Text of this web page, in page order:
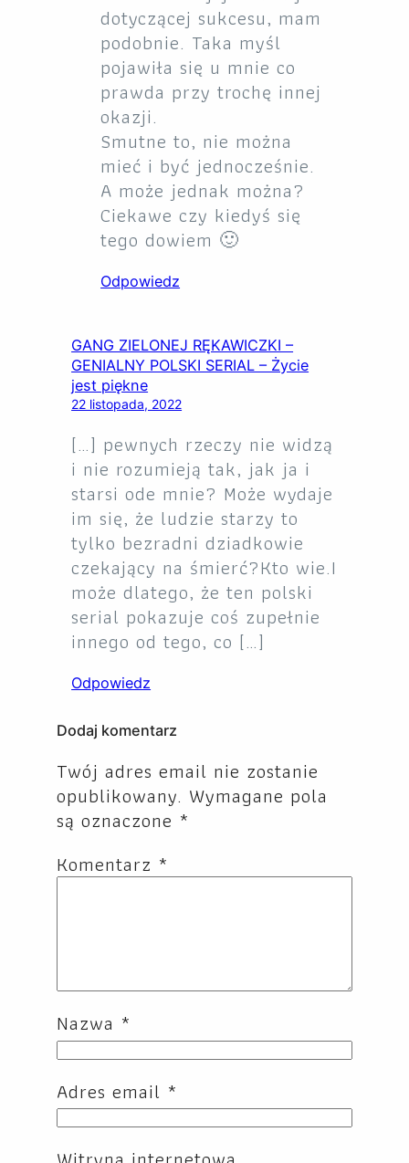
dotyczącej sukcesu, mam
podobnie. Taka myśl
pojawiła się u mnie co
prawda przy trochę innej
okazji.
Smutne to, nie można
mieć i być jednocześnie.
A może jednak można?
Ciekawe czy kiedyś się
tego dowiem 🙂
Odpowiedz
GANG ZIELONEJ RĘKAWICZKI –
GENIALNY POLSKI SERIAL – Życie
jest piękne
22 listopada, 2022
[…] pewnych rzeczy nie widzą
i nie rozumieją tak, jak ja i
starsi ode mnie? Może wydaje
im się, że ludzie starzy to
tylko bezradni dziadkowie
czekający na śmierć?Kto wie.I
może dlatego, że ten polski
serial pokazuje coś zupełnie
innego od tego, co […]
Odpowiedz
Dodaj komentarz
Twój adres email nie zostanie
opublikowany. Wymagane pola
są oznaczone *
Komentarz *
Nazwa *
Adres email *